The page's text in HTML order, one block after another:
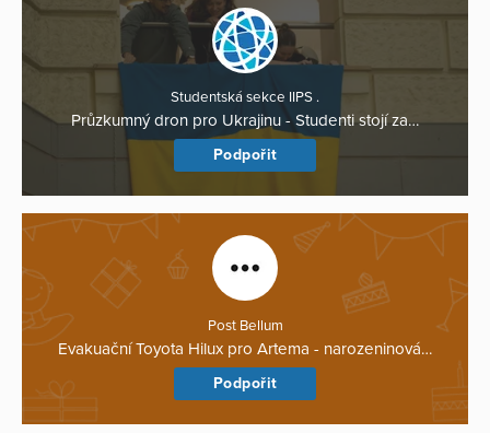
Studentská sekce IIPS .
Průzkumný dron pro Ukrajinu - Studenti stojí za…
Podpořit
Post Bellum
Evakuační Toyota Hilux pro Artema - narozeninová…
Podpořit